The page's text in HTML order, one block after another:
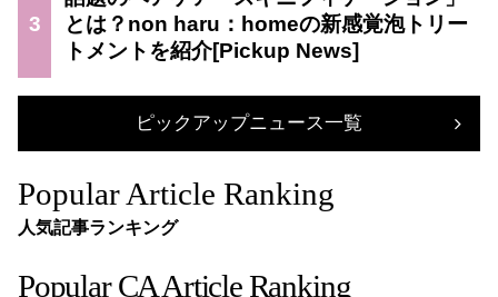
3
とは？non haru：homeの新感覚泡トリー
トメントを紹介
ピックアップニュース一覧
Popular Article Ranking
人気記事ランキング
Popular CA Article Ranking